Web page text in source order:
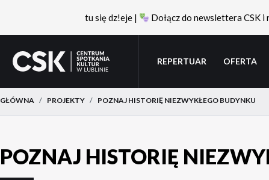
REPERTUAR OFERTA
GŁÓWNA PROJEKTY POZNAJ HISTORIĘ NIEZWYKŁEGO BUDYNKU
POZNAJ HISTORIĘ
tu się dz!eje | Dołącz do newslettera CSK